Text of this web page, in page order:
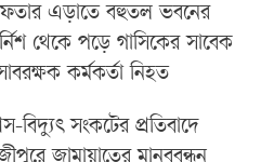
এড়াতে বহুতল ভবনের
থেকে পড়ে গাসিকের সাবেক
কর্মকর্তা নিহত
বিদ্যুৎ সংকটের প্রতিবাদে
জামায়াতের মানববন্ধন